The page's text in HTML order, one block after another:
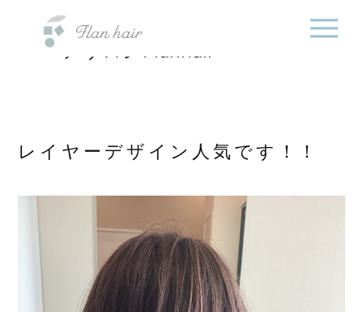
院・半個室オーガニック
ヘアサロンFlanhair
レイヤーデザイン人気です！！